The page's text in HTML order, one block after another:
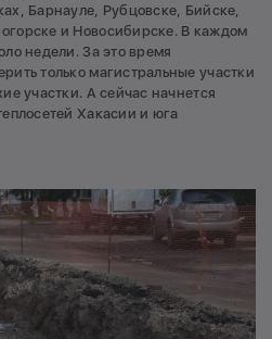
Барнауле, Рубцовске, Бийске,
и Новосибирске. В каждом
недели. За это время
только магистральные участки
участки. А сейчас начнется
Хакасии и юга